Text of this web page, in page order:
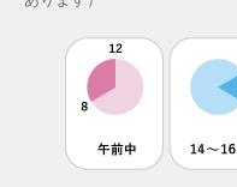
母の日特集
父の日特集
特定商取引法に基づく表記